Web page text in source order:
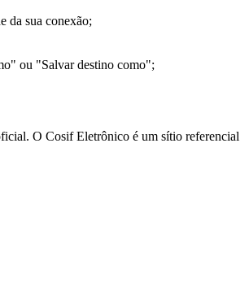
da sua conexão;
ou "Salvar destino como";
O Cosif Eletrônico é um sítio referencial